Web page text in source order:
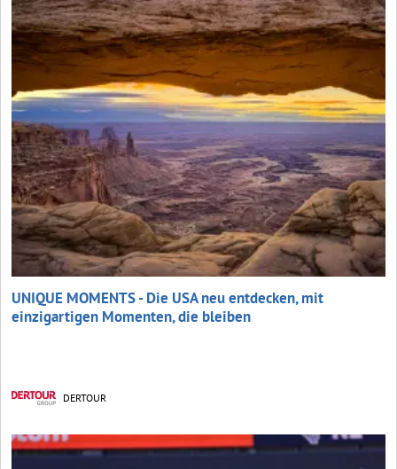
UNIQUE MOMENTS - Die USA neu entdecken, mit
einzigartigen Momenten, die bleiben
DERTOUR